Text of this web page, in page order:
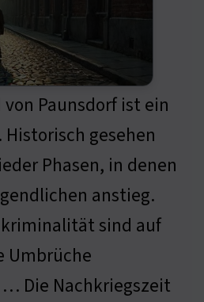
Paunsdorf ist ein
gesehen
Phasen, in denen
anstieg.
sind auf
Umbrüche
Die Nachkriegszeit